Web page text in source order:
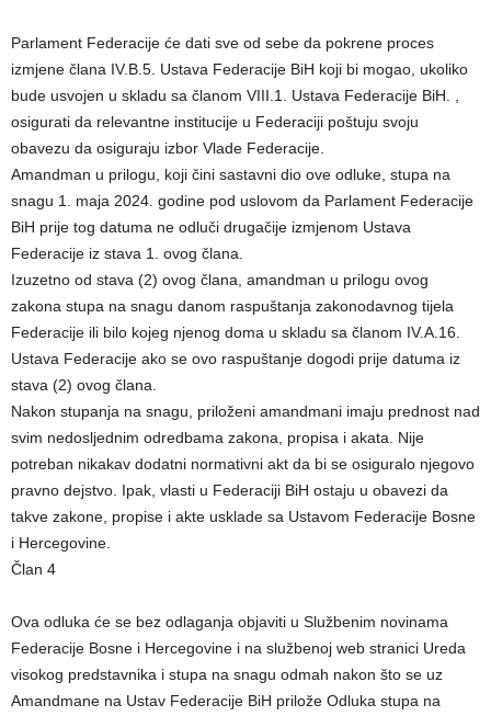
Parlament Federacije će dati sve od sebe da pokrene proces
izmjene člana IV.B.5. Ustava Federacije BiH koji bi mogao, ukoliko
bude usvojen u skladu sa članom VIII.1. Ustava Federacije BiH. ,
osigurati da relevantne institucije u Federaciji poštuju svoju
obavezu da osiguraju izbor Vlade Federacije.
Amandman u prilogu, koji čini sastavni dio ove odluke, stupa na
snagu 1. maja 2024. godine pod uslovom da Parlament Federacije
BiH prije tog datuma ne odluči drugačije izmjenom Ustava
Federacije iz stava 1. ovog člana.
Izuzetno od stava (2) ovog člana, amandman u prilogu ovog
zakona stupa na snagu danom raspuštanja zakonodavnog tijela
Federacije ili bilo kojeg njenog doma u skladu sa članom IV.A.16.
Ustava Federacije ako se ovo raspuštanje dogodi prije datuma iz
stava (2) ovog člana.
Nakon stupanja na snagu, priloženi amandmani imaju prednost nad
svim nedosljednim odredbama zakona, propisa i akata. Nije
potreban nikakav dodatni normativni akt da bi se osiguralo njegovo
pravno dejstvo. Ipak, vlasti u Federaciji BiH ostaju u obavezi da
takve zakone, propise i akte usklade sa Ustavom Federacije Bosne
i Hercegovine.
Član 4
Ova odluka će se bez odlaganja objaviti u Službenim novinama
Federacije Bosne i Hercegovine i na službenoj web stranici Ureda
visokog predstavnika i stupa na snagu odmah nakon što se uz
Amandmane na Ustav Federacije BiH prilože Odluka stupa na